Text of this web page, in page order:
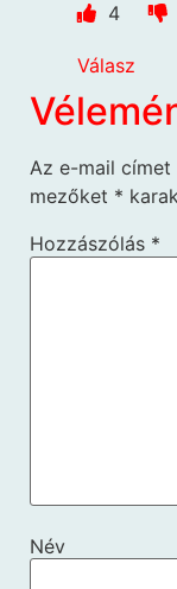
4
Válasz
Az e-mail címet
mezőket *
Hozzászólás *
Név